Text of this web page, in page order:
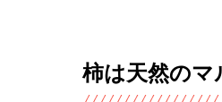
柿は天然のマ